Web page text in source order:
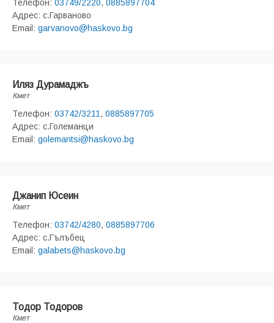
Телефон: 03749/2220, 0885897704
Адрес: с.Гарваново
Email: garvanovo@haskovo.bg
Иляз Дурамаджъ
Кмет
Телефон: 03742/3211 , 0885897705
Адрес: с.Големанци
Email: golemantsi@haskovo.bg
Джанип Юсеин
Кмет
Телефон: 03742/4280, 0885897706
Адрес: с.Гълъбец
Email: galabets@haskovo.bg
Тодор Тодоров
Кмет